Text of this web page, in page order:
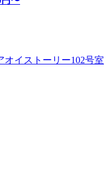
オイストーリー102号室